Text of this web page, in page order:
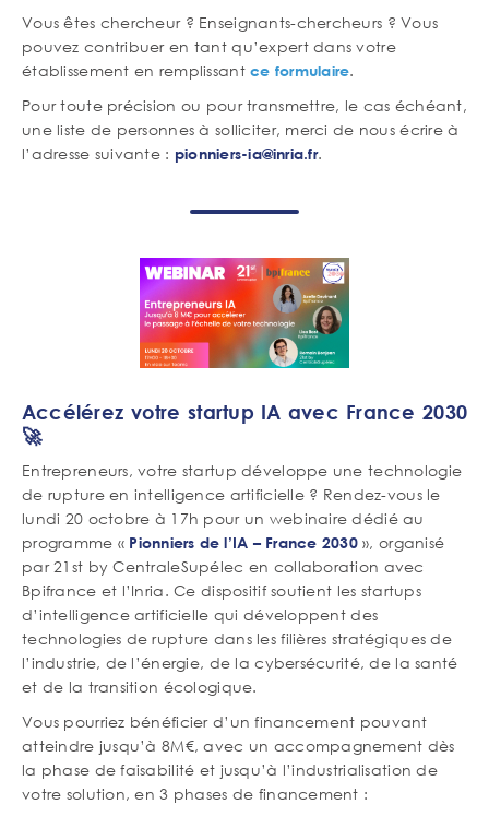
Vous êtes chercheur ? Enseignants-chercheurs ? Vous
pouvez contribuer en tant qu’expert dans votre
établissement en remplissantce formulaire.
Pour toute précision ou pour transmettre, le cas échéant,
une liste de personnes à solliciter, merci de nous écrire à
l’adresse suivante : pionniers-ia@inria.fr.
Accélérez votre startup IA avec France 2030
🚀
Entrepreneurs, votre startup développe une technologie
de rupture en intelligence artificielle ? Rendez-vous le
lundi 20 octobre à 17h pour un webinaire dédié au
programme « Pionniers de l’IA – France 2030», organisé
par 21st by CentraleSupélec en collaboration avec
Bpifrance et l’Inria. Ce dispositif soutient les startups
d’intelligence artificielle qui développent des
technologies de rupture dans les filières stratégiques de
l’industrie, de l’énergie, de la cybersécurité, de la santé
et de la transition écologique.
Vous pourriez bénéficier d’un financement pouvant
atteindre jusqu’à 8M€, avec un accompagnement dès
la phase de faisabilité et jusqu’à l’industrialisation de
votre solution, en 3 phases de financement :